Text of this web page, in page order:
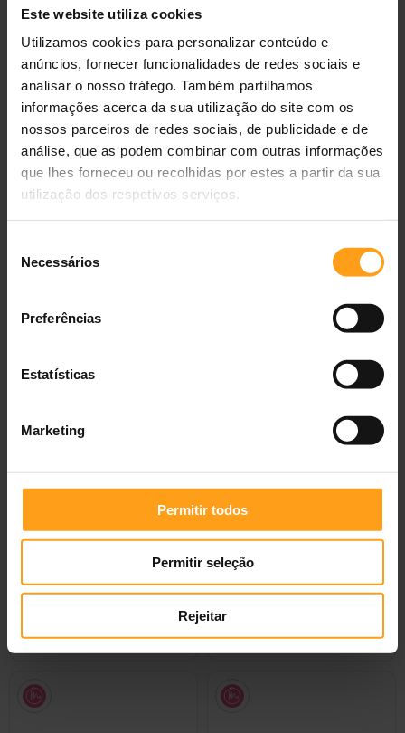
Este website utiliza cookies
Utilizamos cookies para personalizar conteúdo e
anúncios, fornecer funcionalidades de redes sociais e
analisar o nosso tráfego. Também partilhamos
informações acerca da sua utilização do site com os
nossos parceiros de redes sociais, de publicidade e de
análise, que as podem combinar com outras informações
que lhes forneceu ou recolhidas por estes a partir da sua
utilização dos respetivos serviços.
Necessários
Preferências
Estatísticas
Marketing
Permitir todos
Permitir seleção
Rejeitar
Rosa—6,60 €
Brinquedo para cão Nayeco
Savic Dispensador de Água
—
Savic Dispensador de
Alimentos Loop Medium
Warm Grey—8,29 €
Cinzento
45 cm—12,15 €
65 cm
90 cm—37,84 €